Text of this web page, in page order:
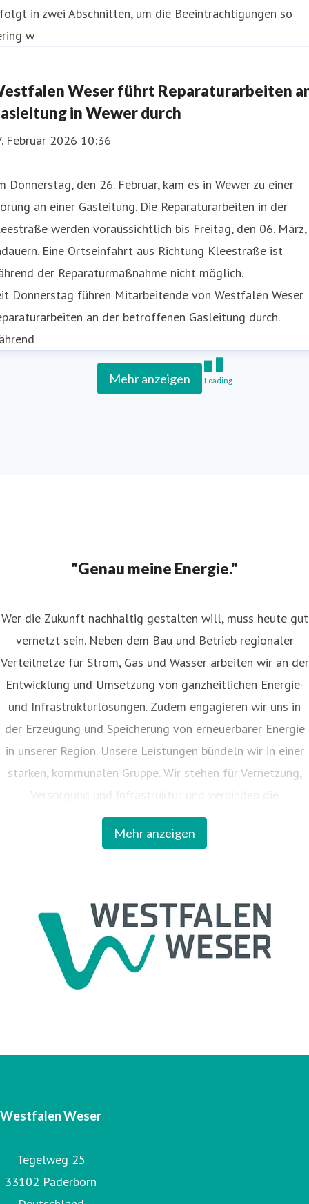
in zwei Abschnitten, um die Beeinträchtigungen so
w
Weser führt Reparaturarbeiten
in Wewer durch
Februar 2026 10:36
Donnerstag, den 26. Februar, kam es in Wewer zu einer
an einer Gasleitung. Die Reparaturarbeiten in der
werden voraussichtlich bis Freitag, den 06. März,
Eine Ortseinfahrt aus Richtung Kleestraße ist
der Reparaturmaßnahme nicht möglich.
Donnerstag führen Mitarbeitende von Westfalen Weser
an der betroffenen Gasleitung durch.
Mehr anzeigen Loading...
"Genau meine Energie."
Mehr anzeigen
Wer die Zukunft nachhaltig gestalten will, muss heute gut
vernetzt sein. Neben dem Bau und Betrieb regionaler
Verteilnetze für Strom, Gas und Wasser arbeiten wir an der
Entwicklung und Umsetzung von ganzheitlichen Energie-
und Infrastrukturlösungen. Zudem engagieren wir uns in
der Erzeugung und Speicherung von erneuerbarer Energie
in unserer Region. Unsere Leistungen bündeln wir in einer
starken, kommunalen Gruppe. Wir stehen für Vernetzung,
Versorgung und Infrastruktur und verbinden die
für die Region. 57 Kreise und Kommunen sind an dem
Unter Westfalen Weser firmiert als steuerndes
Unternehmen die Westfalen Weser Energie GmbH & Co.
KG. Das operative Geschäft ist in vier Gesellschaften
organisiert: Westfalen Weser Energieerzeugung GmbH &
Co. KG, Westfalen Weser Energiespeicher GmbH & Co. KG,
Westfalen Weser
Tegelweg 25
33102 Paderborn
Deutschland